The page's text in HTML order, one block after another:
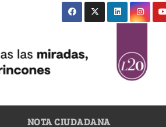
NOTA CIUDADANA